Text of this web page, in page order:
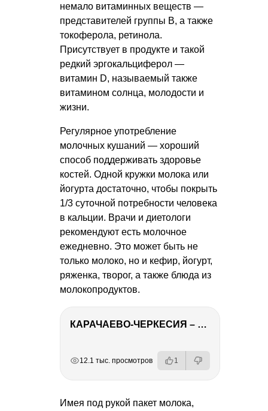
немало витаминных веществ —
представителей группы В, а также
токоферола, ретинола.
Присутствует в продукте и такой
редкий эргокальциферол —
витамин D, называемый также
витамином солнца, молодости и
жизни.
Регулярное употребление
молочных кушаний — хороший
способ поддерживать здоровье
костей. Одной кружки молока или
йогурта достаточно, чтобы покрыть
1/3 суточной потребности человека
в кальции. Врачи и диетологи
рекомендуют есть молочное
ежедневно. Это может быть не
только молоко, но и кефир, йогурт,
ряженка, творог, а также блюда из
молокопродуктов.
КАРАЧАЕВО-ЧЕРКЕСИЯ – ПУТЕШЕСТВИЕ НА КАВКАЗ часть 2
12.1 тыс. просмотров 1
Имея под рукой пакет молока,